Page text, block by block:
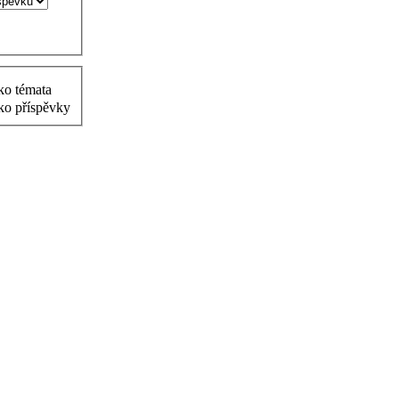
témata
příspěvky